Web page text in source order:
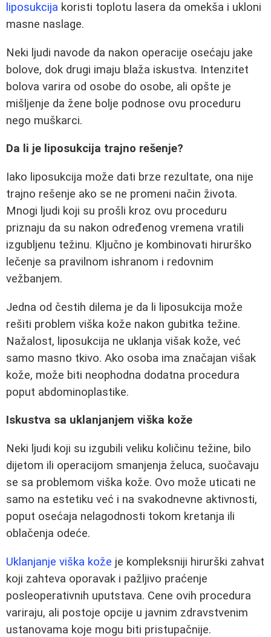
liposukcija koristi toplotu lasera da omekša i ukloni
masne naslage.
Neki ljudi navode da nakon operacije osećaju jake
bolove, dok drugi imaju blaža iskustva. Intenzitet
bolova varira od osobe do osobe, ali opšte je
mišljenje da žene bolje podnose ovu proceduru
nego muškarci.
Da li je liposukcija trajno rešenje?
Iako liposukcija može dati brze rezultate, ona nije
trajno rešenje ako se ne promeni način života.
Mnogi ljudi koji su prošli kroz ovu proceduru
priznaju da su nakon određenog vremena vratili
izgubljenu težinu. Ključno je kombinovati hirurško
lečenje sa pravilnom ishranom i redovnim
vežbanjem.
Jedna od čestih dilema je da li liposukcija može
rešiti problem viška kože nakon gubitka težine.
Nažalost, liposukcija ne uklanja višak kože, već
samo masno tkivo. Ako osoba ima značajan višak
kože, može biti neophodna dodatna procedura
poput abdominoplastike.
Iskustva sa uklanjanjem viška kože
Neki ljudi koji su izgubili veliku količinu težine, bilo
dijetom ili operacijom smanjenja želuca, suočavaju
se sa problemom viška kože. Ovo može uticati ne
samo na estetiku već i na svakodnevne aktivnosti,
poput osećaja nelagodnosti tokom kretanja ili
oblačenja odeće.
Uklanjanje viška kože je kompleksniji hirurški zahvat
koji zahteva oporavak i pažljivo praćenje
posleoperativnih uputstava. Cene ovih procedura
variraju, ali postoje opcije u javnim zdravstvenim
ustanovama koje mogu biti pristupačnije.